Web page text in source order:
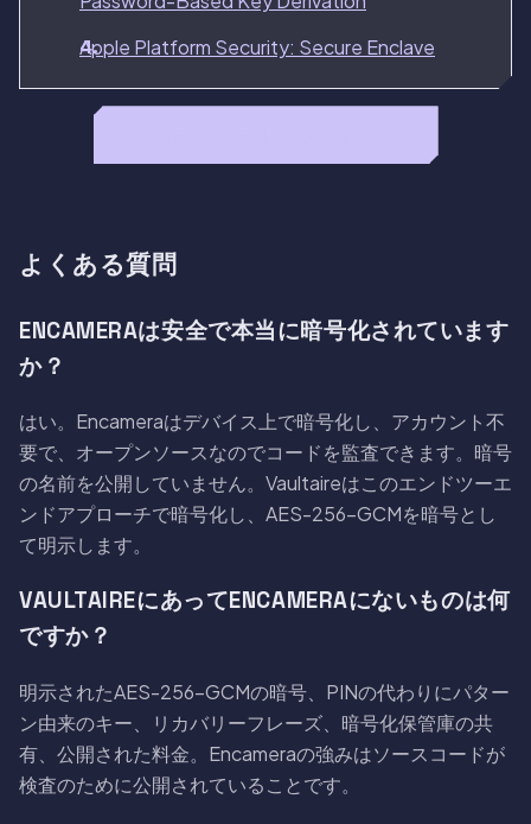
Apple Platform Security: Secure Enclave
よくある質問
ENCAMERAは安全で本当に暗号化されています
か？
はい。Encameraはデバイス上で暗号化し、アカウント不
要で、オープンソースなのでコードを監査できます。暗号
の名前を公開していません。Vaultaireはこのエンドツーエ
ンドアプローチで暗号化し、AES-256-GCMを暗号とし
て明示します。
VAULTAIREにあってENCAMERAにないものは何
ですか？
明示されたAES-256-GCMの暗号、PINの代わりにパター
ン由来のキー、リカバリーフレーズ、暗号化保管庫の共
有、公開された料金。Encameraの強みはソースコードが
検査のために公開されていることです。